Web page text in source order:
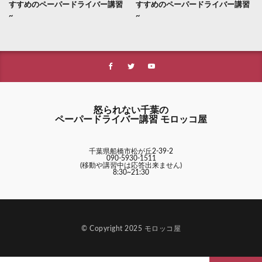
すすめのペーパードライバー講習
~
すすめのペーパードライバー講習
~
怒られない千葉の
ペーパードライバー講習 モロッコ屋
千葉県船橋市松が丘2-39-2
090-5930-1511
(移動や講習中は応答出来ません)
8:30~21:30
© Copyright 2025 モロッコ屋